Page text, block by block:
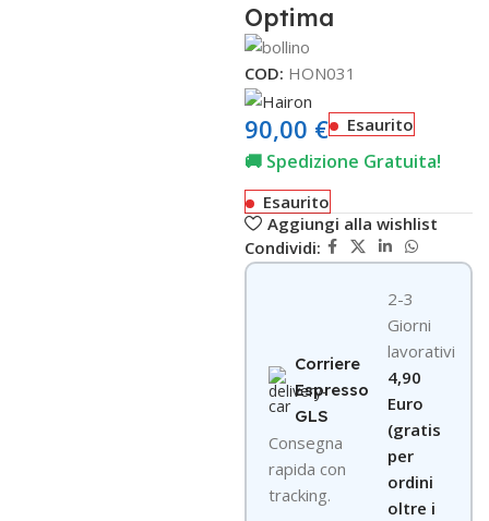
Optima
COD: HON031
90,00 € Esaurito
🚚 Spedizione Gratuita!
Esaurito
Aggiungi alla wishlist
Condividi:
Corriere
Espresso
GLS
Consegna
rapida con
tracking.
2-3
Giorni
lavorativi
4,90
Euro
(gratis
per
ordini
oltre i